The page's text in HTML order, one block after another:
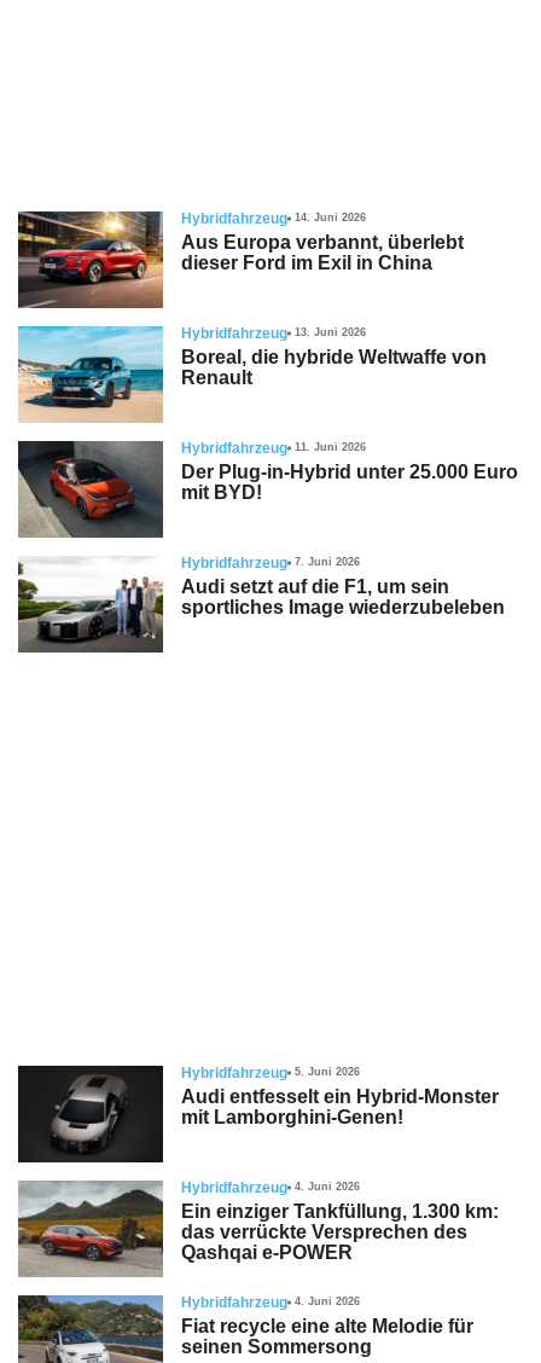
Hybridfahrzeug 14. Juni 2026
Aus Europa verbannt, überlebt
dieser Ford im Exil in China
Hybridfahrzeug 13. Juni 2026
Boreal, die hybride Weltwaffe von
Renault
Hybridfahrzeug 11. Juni 2026
Der Plug-in-Hybrid unter 25.000 Euro
mit BYD!
Hybridfahrzeug 7. Juni 2026
Audi setzt auf die F1, um sein
sportliches Image wiederzubeleben
Hybridfahrzeug 5. Juni 2026
Audi entfesselt ein Hybrid-Monster
mit Lamborghini-Genen!
Hybridfahrzeug 4. Juni 2026
Ein einziger Tankfüllung, 1.300 km:
das verrückte Versprechen des
Qashqai e-POWER
Hybridfahrzeug 4. Juni 2026
Fiat recycle eine alte Melodie für
seinen Sommersong